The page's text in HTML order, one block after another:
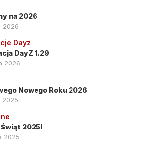
na 2026
2026
Dayz
DayZ 1.29
2026
Nowego Roku 2026
2025
Świąt 2025!
2025